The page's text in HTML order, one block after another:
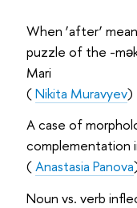
When ‘after’
puzzle of the -
Mari
(Nikita Muravyev)
A case of
complementation
(Anastasia Panova
Noun vs. verb